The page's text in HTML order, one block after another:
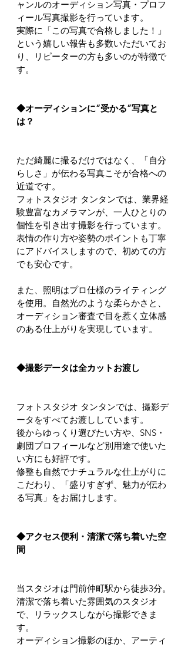
ャンルのオーディション写真・プロフ
ィール写真撮影を行っています。
実際に「この写真で合格しました！」
という嬉しい報告も多数いただいてお
り、リピーターの方も多いのが特徴で
す。
◆オーディションに“受かる”写真と
は？
ただ綺麗に撮るだけではなく、「自分
らしさ」が伝わる写真こそが合格への
近道です。
フォトスタジオ タンタンでは、業界経
験豊富なカメラマンが、一人ひとりの
個性を引き出す撮影を行っています。
表情の作り方や姿勢のポイントも丁寧
にアドバイスしますので、初めての方
でも安心です。
また、照明はプロ仕様のライティング
を使用。自然光のような柔らかさと、
オーディション審査で目を惹く立体感
のある仕上がりを実現しています。
◆撮影データは全カットお渡し
フォトスタジオ タンタンでは、撮影デ
ータをすべてお渡ししています。
後からゆっくり選びたい方や、SNS・
劇団プロフィールなど別用途で使いた
い方にも好評です。
修整も自然でナチュラルな仕上がりに
こだわり、「盛りすぎず、魅力が伝わ
る写真」をお届けします。
◆アクセス便利・清潔で落ち着いた空
間
当スタジオは門前仲町駅から徒歩3分。
清潔で落ち着いた雰囲気のスタジオ
で、リラックスしながら撮影できま
す。
オーディション撮影のほか、アーティ